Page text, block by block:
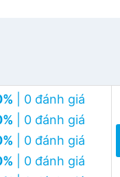
| 0 đánh giá
| 0 đánh giá
| 0 đánh giá
| 0 đánh giá